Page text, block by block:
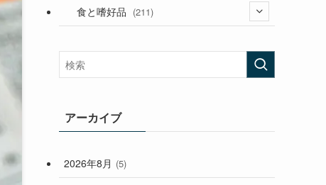
(282)
(33)
(248)
(56)
(472)
食と嗜好品 (211)
アーカイブ
2026年8月 (5)